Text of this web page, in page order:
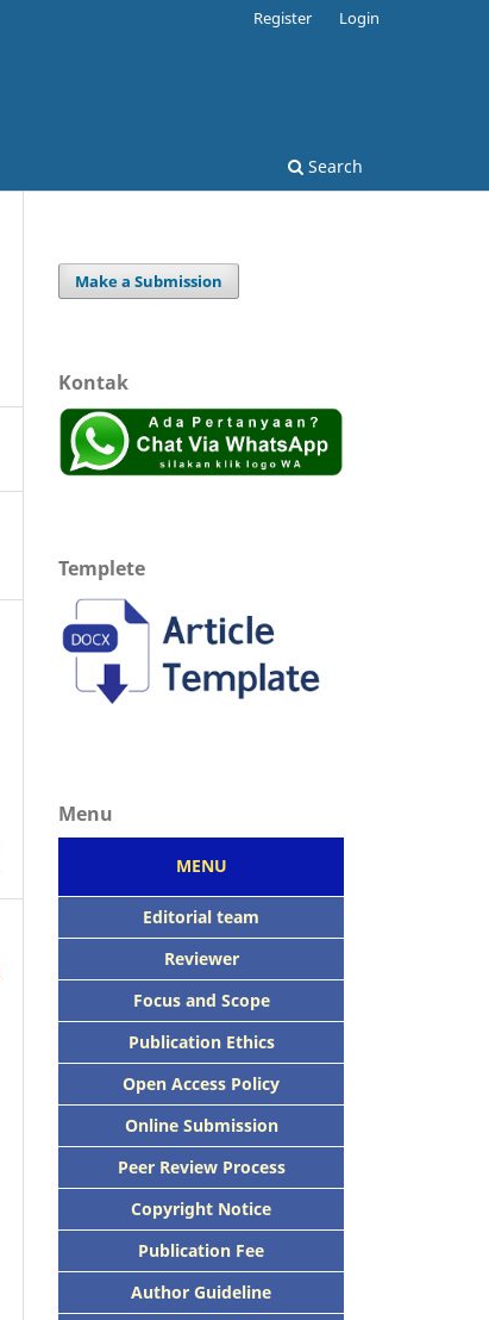
Search
Register Login
Make a Submission
Kontak
Templete
Menu
MENU
Editorial team
Reviewer
Focus and Scope
Publication Ethics
Open Access Policy
Online Submission
Peer Review Process
Copyright Notice
Publication Fee
Author Guideline